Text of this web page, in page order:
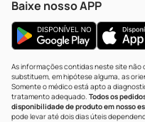
Baixe nosso APP
As informações contidas neste site
substituem, em hipótese alguma, as
Somente o médico está apto a
tratamento adequado. Todos os
disponibilidade de produto em nosso
pode levar até dois dias úteis